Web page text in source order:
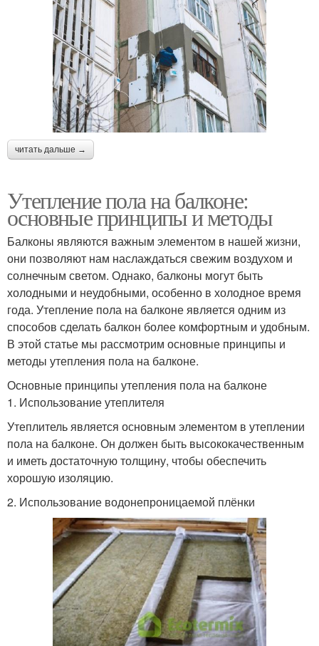
читать дальше →
Утепление пола на балконе:
основные принципы и методы
Балконы являются важным элементом в нашей жизни,
они позволяют нам наслаждаться свежим воздухом и
солнечным светом. Однако, балконы могут быть
холодными и неудобными, особенно в холодное время
года. Утепление пола на балконе является одним из
способов сделать балкон более комфортным и удобным.
В этой статье мы рассмотрим основные принципы и
методы утепления пола на балконе.
Основные принципы утепления пола на балконе
1. Использование утеплителя
Утеплитель является основным элементом в утеплении
пола на балконе. Он должен быть высококачественным
и иметь достаточную толщину, чтобы обеспечить
хорошую изоляцию.
2. Использование водонепроницаемой плёнки